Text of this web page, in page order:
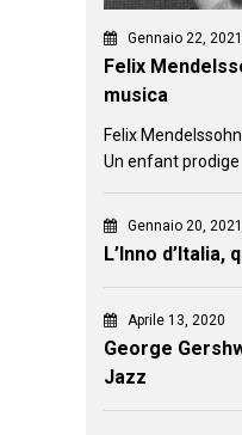
Gennaio 22, 2021
Felix
musica
Felix
Un enfant prodige
Gennaio 20, 2021
L’Inno
Aprile 13, 2020
George
Jazz